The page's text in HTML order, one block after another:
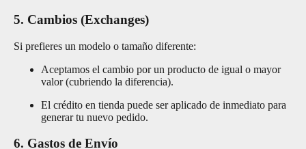
5. Cambios (Exchanges)
Si prefieres un modelo o tamaño diferente:
Aceptamos el cambio por un producto de igual o mayor
valor (cubriendo la diferencia).
El crédito en tienda puede ser aplicado de inmediato para
generar tu nuevo pedido.
6. Gastos de Envío